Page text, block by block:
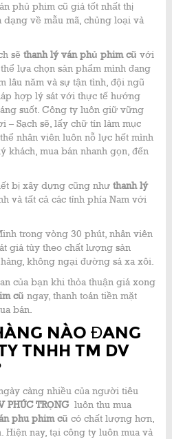
phủ phim cũ giá tốt nhất thị
về mẫu mã, chủng loại và
sẽ thanh lý ván phủ phim cũ với
lựa chọn sản phẩm mình đang
lâu năm và sự tận tình, đội ngũ
hợp lý sát với thực tế hướng
suốt. Công ty luôn giữ vững
– Sạch sẽ, lấy chữ tín làm mục
nhân viên luôn nỗ lực hết mình
khách, mua bán nhanh gọn, đến
bị xây dựng cũng như thanh lý
và tất cả các tỉnh phía Nam với
trong vòng 30 phút, nhân viên
giá tùy theo chất lượng sản
không ngại đường sá xa xôi.
của bạn khi thỏa thuận giá xong
cũ ngay, thanh toán tiền mặt
bán.
NÀO ĐANG
TNHH TM DV
càng nhiều của người tiêu
PHÚC TRỌNG luôn thu mua
phu phim cũ có chất lượng hơn,
Hiện nay, tại công ty luôn mua và